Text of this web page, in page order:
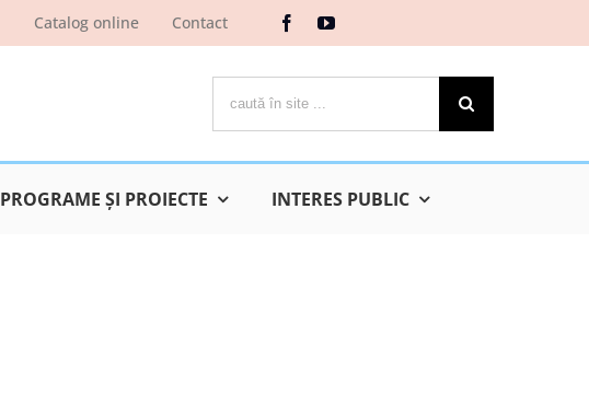
Catalog online Contact
PROGRAME ŞI PROIECTE INTERES PUBLIC